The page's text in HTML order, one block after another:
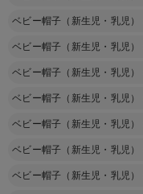
ベビー帽子（新生児・乳児）
ベビー帽子（新生児・乳児）
ベビー帽子（新生児・乳児）
ベビー帽子（新生児・乳児）
ベビー帽子（新生児・乳児）
ベビー帽子（新生児・乳児）
ベビー帽子（新生児・乳児）